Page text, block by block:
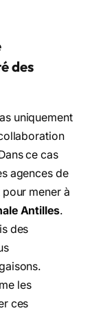
des
uniquement
ce cas
agences de
mener à
Antilles.
des
les
ces